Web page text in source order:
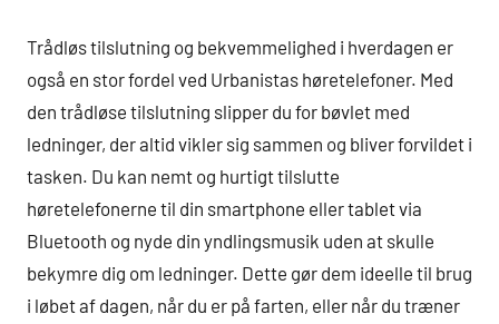
Trådløs tilslutning og bekvemmelighed i hverdagen er
også en stor fordel ved Urbanistas høretelefoner. Med
den trådløse tilslutning slipper du for bøvlet med
ledninger, der altid vikler sig sammen og bliver forvildet i
tasken. Du kan nemt og hurtigt tilslutte
høretelefonerne til din smartphone eller tablet via
Bluetooth og nyde din yndlingsmusik uden at skulle
bekymre dig om ledninger. Dette gør dem ideelle til brug
i løbet af dagen, når du er på farten, eller når du træner